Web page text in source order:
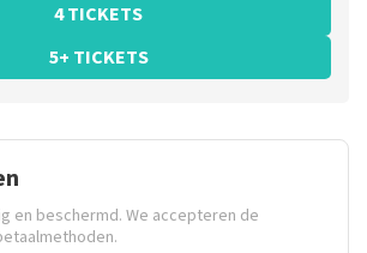
4 TICKETS
5+ TICKETS
en beschermd. We accepteren de